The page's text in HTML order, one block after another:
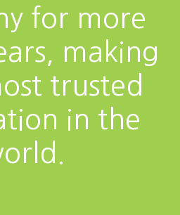
for more
making
trusted
in the